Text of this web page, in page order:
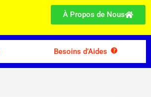
À Propos de Nous
Besoins d’Aides